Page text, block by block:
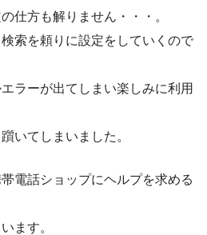
仕方も解りません・・・。
索を頼りに設定をしていくので
ラーが出てしまい楽しみに利用
いてしまいました。
電話ショップにヘルプを求める
ます。